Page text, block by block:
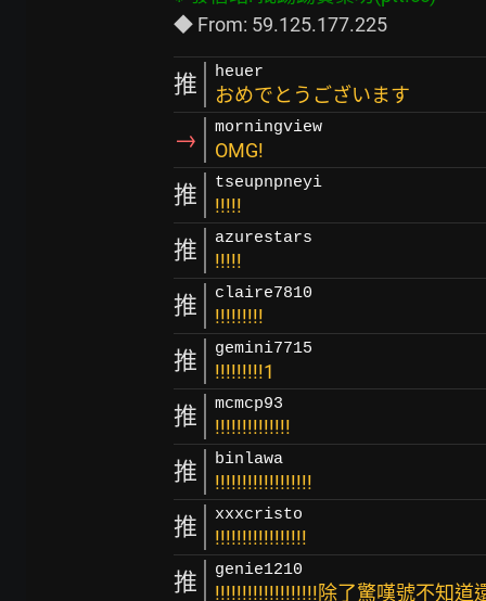
推 heuer
おめでとうございます
→ morningview
OMG!
推 tseupnpneyi
!!!!!
推 azurestars
!!!!!
推 claire7810
!!!!!!!!!
推 gemini7715
!!!!!!!!!1
推 mcmcp93
!!!!!!!!!!!!!!
推 binlawa
!!!!!!!!!!!!!!!!!!
推 xxxcristo
!!!!!!!!!!!!!!!!!
推 genie1210
!!!!!!!!!!!!!!!!!!!除了驚嘆號不知道